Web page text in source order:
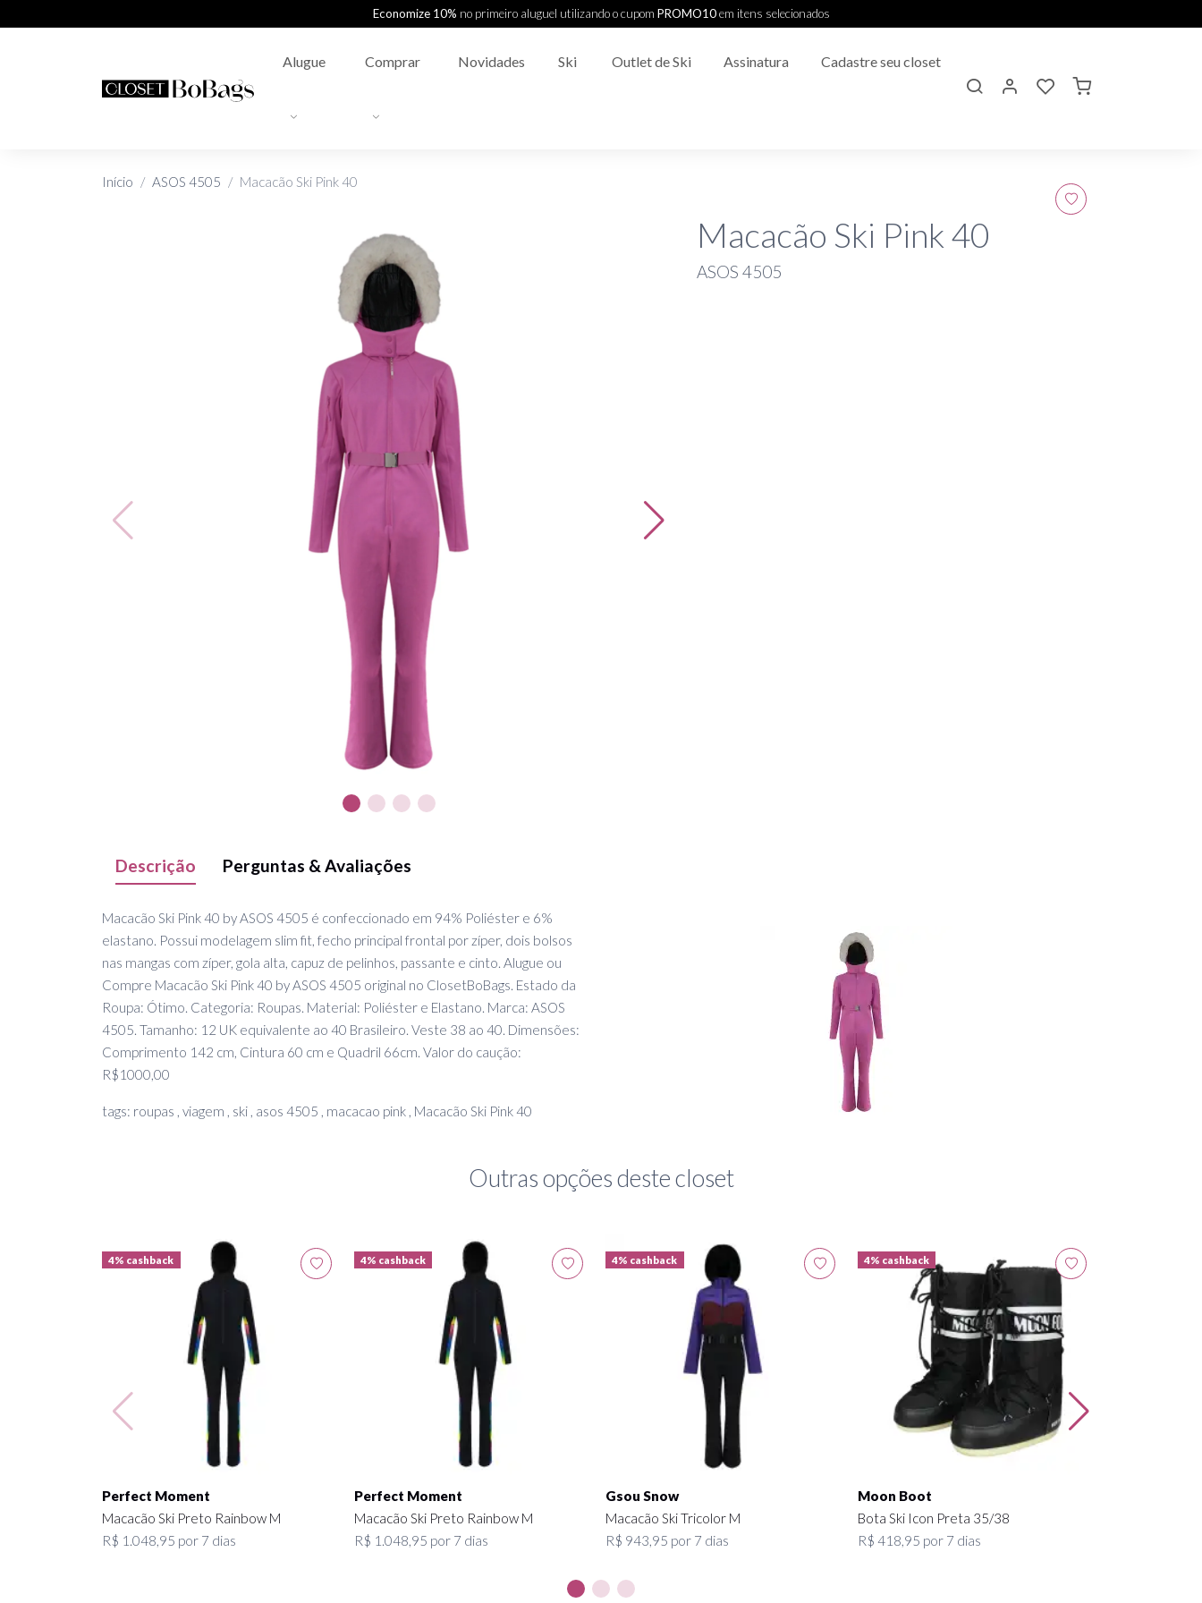
Economize 10% no primeiro aluguel utilizando o cupom PROMO10em itens selecionados
Alugue Comprar Novidades Ski Outlet de Ski Assinatura Cadastre seu closet
Início ASOS 4505 Macacão Ski Pink 40
Macacão Ski Pink 40
ASOS 4505
Descrição Perguntas & Avaliações
Macacão Ski Pink 40 by ASOS 4505 é confeccionado em 94% Poliéster e 6%
elastano. Possui modelagem slim fit, fecho principal frontal por zíper, dois bolsos
nas mangas com zíper, gola alta, capuz de pelinhos, passante e cinto. Alugue ou
Compre Macacão Ski Pink 40 by ASOS 4505 original no ClosetBoBags. Estado da
Roupa: Ótimo. Categoria: Roupas. Material: Poliéster e Elastano. Marca: ASOS
4505. Tamanho: 12 UK equivalente ao 40 Brasileiro. Veste 38 ao 40. Dimensões:
Comprimento 142 cm, Cintura 60 cm e Quadril 66cm. Valor do caução:
R$1000,00
tags: roupas , viagem , ski , asos 4505 , macacao pink , Macacão Ski Pink 40
Outras opções deste closet
4% cashback
Perfect Moment
Macacão Ski Preto Rainbow M
R$ 1.048,95 por 7 dias
4% cashback
Perfect Moment
Macacão Ski Preto Rainbow M
R$ 1.048,95 por 7 dias
4% cashback
Gsou Snow
Macacão Ski Tricolor M
R$ 943,95 por 7 dias
4% cashback
Moon Boot
Bota Ski Icon Preta 35/38
R$ 418,95 por 7 dias